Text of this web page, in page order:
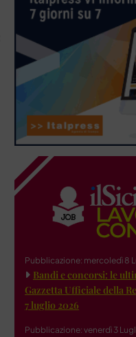
Pubblicazione: mercoledì 8
Bandi e concorsi: le
Gazzetta Ufficiale della
7 luglio 2026
Pubblicazione: venerdì 3